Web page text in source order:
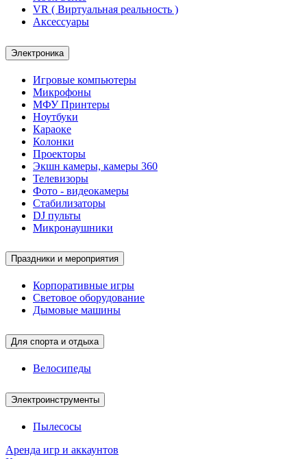
VR ( Виртуальная реальность )
Аксессуары
Электроника
Игровые компьютеры
Микрофоны
МФУ Принтеры
Ноутбуки
Караоке
Колонки
Проекторы
Экшн камеры, камеры 360
Телевизоры
Фото - видеокамеры
Стабилизаторы
DJ пульты
Микронаушники
Праздники и мероприятия
Корпоративные игры
Световое оборудование
Дымовые машины
Для спорта и отдыха
Велосипеды
Электроинструменты
Пылесосы
Аренда игр и аккаунтов